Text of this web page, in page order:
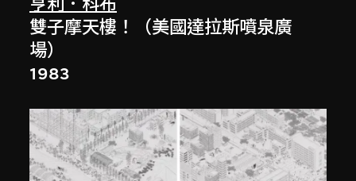
亨利．科布
雙子摩天樓！（美國達拉斯噴泉廣
場）
1983